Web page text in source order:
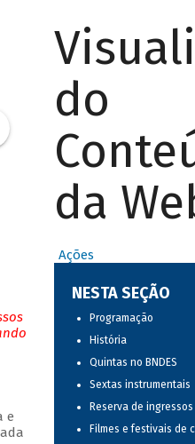
e
do
da
Ações
NESTA SEÇÃO
Programação
História
Quintas no BNDES
Sextas instrumentais
Reserva de ingressos
Filmes e festivais de